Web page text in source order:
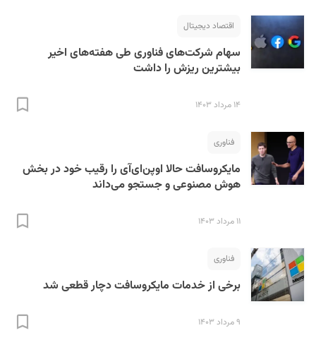
اقتصاد دیجیتال
سهام شرکت‌های فناوری طی هفته‌های اخیر
بیشترین ریزش را داشت
۱۴ مرداد ۱۴۰۳
فناوری
مایکروسافت حالا اوپن‌ای‌آی را رقیب خود در بخش
هوش مصنوعی و جستجو می‌داند
۱۱ مرداد ۱۴۰۳
فناوری
برخی از خدمات مایکروسافت دچار قطعی شد
۹ مرداد ۱۴۰۳